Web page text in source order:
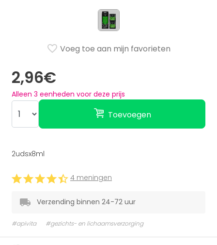
2,96€
Alleen 3 eenheden voor deze prijs
Toevoegen
Voeg toe aan mijn favorieten
2udsx8ml
4 meningen
Verzending binnen 24-72 uur
#apivita #gezichts- en lichaamsverzorging